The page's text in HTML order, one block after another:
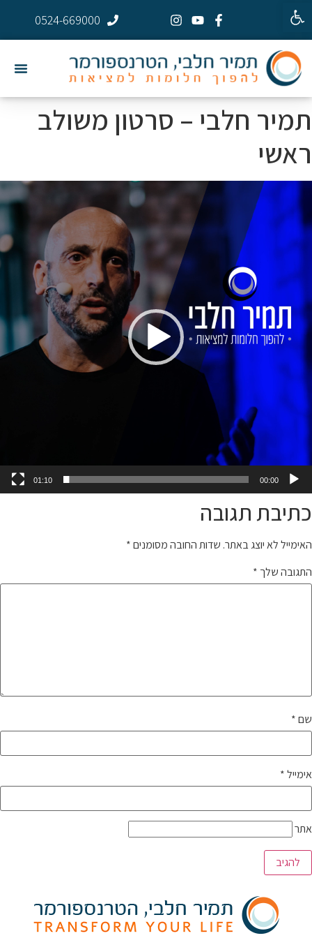
פתח סרגל נגישות
0524-669000
תמיר חלבי – סרטון משולב
ראשי
נגן
00:00
01:10
כתיבת תגובה
האימייל לא יוצג באתר. שדות החובה מסומנים*
התגובה שלך *
שם*
אימייל*
אתר